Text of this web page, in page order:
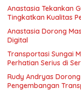
Anastasia Tekankan
Tingkatkan Kualitas
Anastasia Dorong
Digital
Transportasi Sungai
Perhatian Serius di
Rudy Andryas
Pengembangan